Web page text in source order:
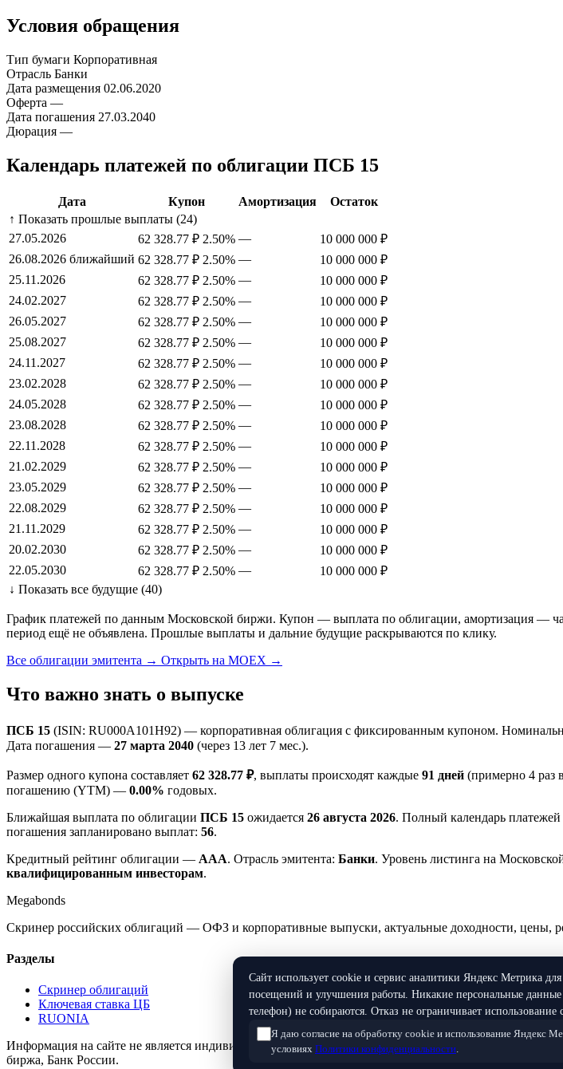
Условия обращения
Тип бумаги Корпоративная
Отрасль Банки
Дата размещения 02.06.2020
Оферта —
Дата погашения 27.03.2040
Дюрация —
Календарь платежей по облигации ПСБ 15
Дата Купон Амортизация
Остаток
↑ Показать прошлые выплаты (24)
27.05.2026
62 328.77 ₽ 2.50% —
10 000 000 ₽
26.08.2026 ближайший 62 328.77 ₽ 2.50% —
10 000 000 ₽
25.11.2026
62 328.77 ₽ 2.50% —
10 000 000 ₽
24.02.2027
62 328.77 ₽ 2.50% —
10 000 000 ₽
26.05.2027
62 328.77 ₽ 2.50% —
10 000 000 ₽
25.08.2027
62 328.77 ₽ 2.50% —
10 000 000 ₽
24.11.2027
62 328.77 ₽ 2.50% —
10 000 000 ₽
23.02.2028
62 328.77 ₽ 2.50% —
10 000 000 ₽
24.05.2028
62 328.77 ₽ 2.50% —
10 000 000 ₽
23.08.2028
62 328.77 ₽ 2.50% —
10 000 000 ₽
22.11.2028
62 328.77 ₽ 2.50% —
10 000 000 ₽
21.02.2029
62 328.77 ₽ 2.50% —
10 000 000 ₽
23.05.2029
62 328.77 ₽ 2.50% —
10 000 000 ₽
22.08.2029
62 328.77 ₽ 2.50% —
10 000 000 ₽
21.11.2029
62 328.77 ₽ 2.50% —
10 000 000 ₽
20.02.2030
62 328.77 ₽ 2.50% —
10 000 000 ₽
22.05.2030
62 328.77 ₽ 2.50% —
10 000 000 ₽
↓ Показать все будущие (40)
График платежей по данным Московской биржи. Купон — выплата по облигации, амортизация —
период ещё не объявлена. Прошлые выплаты и дальние будущие раскрываются по клику.
Все облигации эмитента → Открыть на MOEX →
Что важно знать о выпуске
ПСБ 15 (ISIN: RU000A101H92) — корпоративная облигация с фиксированным купоном.
Дата погашения — 27 марта 2040 (через 13 лет 7 мес.).
Размер одного купона составляет 62 328.77 ₽, выплаты происходят каждые 91 дней (примерно 4 раз
погашению (YTM) — 0.00% годовых.
Ближайшая выплата по облигации ПСБ 15 ожидается 26 августа 2026. Полный календарь
погашения запланировано выплат: 56.
Кредитный рейтинг облигации — AAA. Отрасль эмитента: Банки. Уровень листинга на
квалифицированным инвесторам.
Megabonds
Скринер российских облигаций — ОФЗ и корпоративные выпуски, актуальные доходности, цены,
Разделы
Скринер облигаций
Ключевая ставка ЦБ
RUONIA
Информация на сайте не является индивидуальной инвестиционной рекомендацией. Все данные
биржа, Банк России.
Сайт использует cookie и сервис аналитики Яндекс Метрика для
посещений и улучшения работы. Никакие персональные
телефон) не собираются. Отказ не ограничивает использование
Я даю согласие на обработку cookie и использование Яндекс
условиях Политики конфиденциальности.